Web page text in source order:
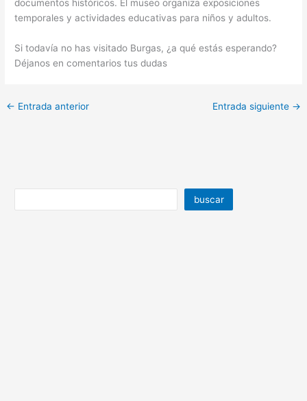
documentos históricos. El museo organiza exposiciones
temporales y actividades educativas para niños y adultos.
Si todavía no has visitado Burgas, ¿a qué estás esperando?
Déjanos en comentarios tus dudas
← Entrada anterior Entrada siguiente →
buscar